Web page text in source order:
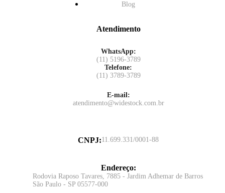
Blog
Atendimento
WhatsApp:
(11) 5196-3789
Telefone:
(11) 3789-3789
E-mail:
atendimento@widestock.com.br
CNPJ:11.699.331/0001-88
Endereço:
Rodovia Raposo Tavares, 7885 - Jardim Adhemar de Barros
São Paulo - SP 05577-000